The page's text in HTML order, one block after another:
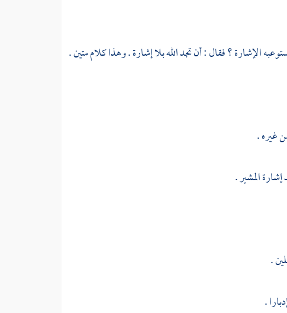
الإشارة ؟ فقال : أن تجد الله بلا إشارة . وهذا كلام متين .
غيره .
المشير .
.
.